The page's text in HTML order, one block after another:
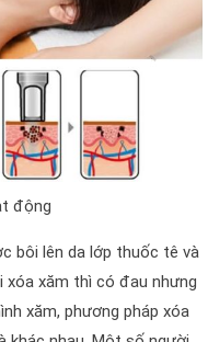
động
bôi lên da lớp thuốc tê và
xóa xăm thì có đau nhưng
xăm, phương pháp xóa